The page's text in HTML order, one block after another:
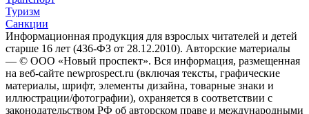
Туризм
Санкции
Информационная продукция для взрослых читателей и детей
старше 16 лет (436-ФЗ от 28.12.2010). Авторские материалы
— © ООО «Новый проспект». Вся информация, размещенная
на веб-сайте newprospect.ru (включая тексты, графические
материалы, шрифт, элементы дизайна, товарные знаки и
иллюстрации/фотографии), охраняется в соответствии с
законодательством РФ об авторском праве и международными